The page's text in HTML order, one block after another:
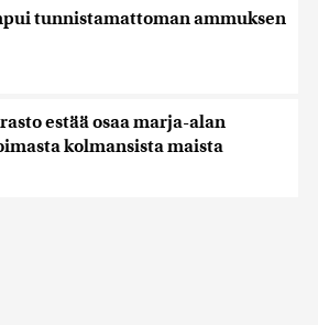
tunnistamattoman ammuksen
estää osaa marja-alan
kolmansista maista